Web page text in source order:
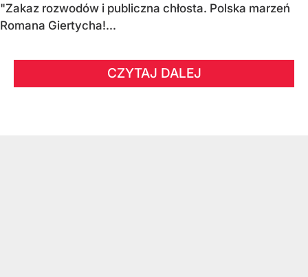
"Zakaz rozwodów i publiczna chłosta. Polska marzeń
Romana Giertycha!...
CZYTAJ DALEJ